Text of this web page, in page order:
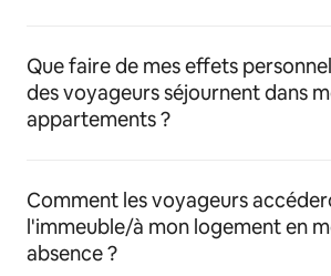
Que faire de mes effets
des voyageurs séjournent dans
appartements ?
Comment les voyageurs
l'immeuble/à mon logement en
absence ?